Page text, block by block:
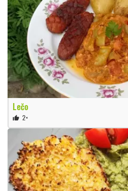
Lečo
thumb_up 2×